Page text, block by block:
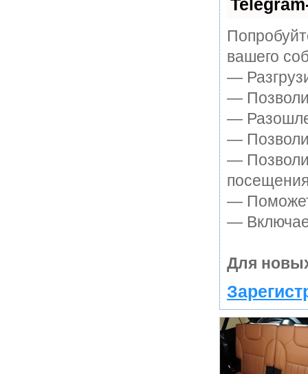
вашего
—
—
—
—
—
— Поможет
—
Для